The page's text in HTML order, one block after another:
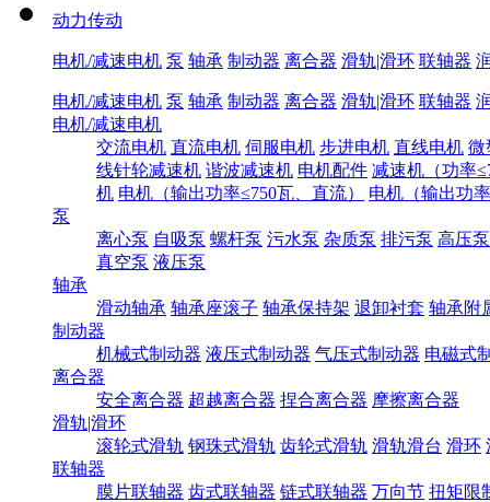
动力传动
电机/减速电机 泵 轴承 制动器 离合器 滑轨|滑环 联轴器
电机/减速电机 泵 轴承 制动器 离合器 滑轨|滑环 联轴器
电机/减速电机
交流电机 直流电机 伺服电机 步进电机 直线电机 微
线针轮减速机 谐波减速机 电机配件 减速机（功率
机 电机（输出功率≤750瓦、直流）
电机（输出功
泵
离心泵 自吸泵 螺杆泵 污水泵 杂质泵 排污泵 高压泵
真空泵 液压泵
轴承
滑动轴承 轴承座滚子 轴承保持架 退卸衬套 轴承附
制动器
机械式制动器 液压式制动器 气压式制动器 电磁式
离合器
安全离合器 超越离合器 捏合离合器 摩擦离合器
滑轨|滑环
滚轮式滑轨 钢珠式滑轨 齿轮式滑轨 滑轨滑台 滑环
联轴器
膜片联轴器 齿式联轴器 链式联轴器 万向节 扭矩限